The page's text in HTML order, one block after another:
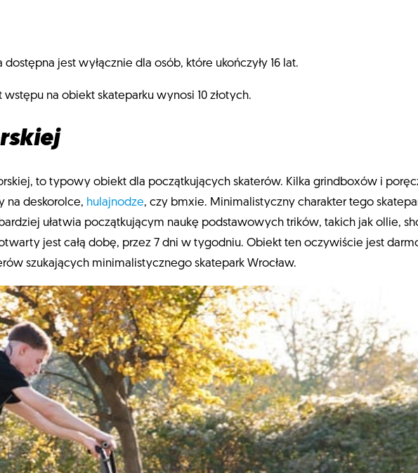
dostępna jest wyłącznie dla osób, które ukończyły 16 lat.
na obiekt skateparku wynosi 10 złotych.
to typowy obiekt dla początkujących skaterów. Kilka grindboxów i
na deskorolce, hulajnodze, czy bmxie. Minimalistyczny charakter tego
ułatwia początkującym naukę podstawowych trików, takich jak ollie,
jest całą dobę, przez 7 dni w tygodniu. Obiekt ten oczywiście jest
szukających minimalistycznego skatepark Wrocław.